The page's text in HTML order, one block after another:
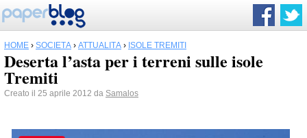
HOME › SOCIETÀ › ATTUALITÀ › ISOLE TREMITI
Deserta l’asta per i terreni sulle isole
Tremiti
Creato il 25 aprile 2012 da Samalos